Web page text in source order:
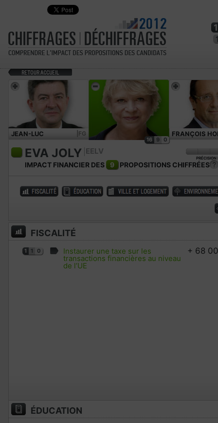
JEAN-LUC
|FG
16 9 0
FRANÇOIS
EVA JOLY EELV
IMPACT FINANCIER DES 9 PROPOSITIONS CHIFFRÉES
PRÉCISION
FISCALITÉ
1 1 0 Instaurer une taxe sur les
transactions financières au niveau
de l’UE
+ 68
ÉDUCATION